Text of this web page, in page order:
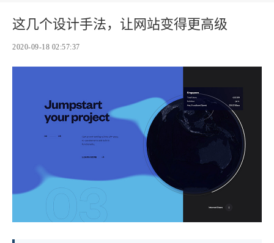
这几个设计手法，让网站变得更高级
2020-09-18 02:57:37